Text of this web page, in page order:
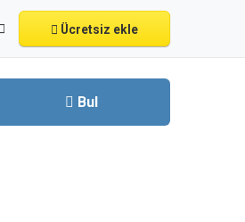
Ücretsiz ekle
Bul